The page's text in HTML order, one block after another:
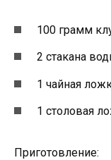
100 грамм
2 стакана
1 чайная
1 столовая
Приготовление: